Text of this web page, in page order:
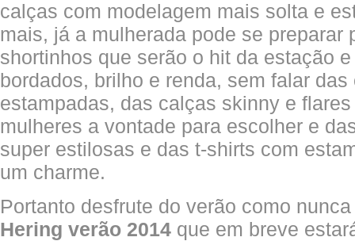
calças com modelagem mais solta e
mais, já a mulherada pode se preparar
shortinhos que serão o hit da estação
bordados, brilho e renda, sem falar
estampadas, das calças skinny e
mulheres a vontade para escolher e
super estilosas e das t-shirts com
um charme.
Portanto desfrute do verão como
Hering verão 2014 que em breve